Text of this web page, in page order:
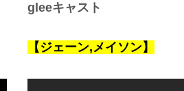
gleeキャスト
【ジェーン,メイソン】